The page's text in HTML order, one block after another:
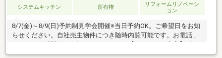
システムキッチン 所有権
リフォームリノベーシ
ョン
8/7(金)～8/9(日)予約制見学会開催※当日予約OK。ご希望日をお知
らせください。自社売主物件につき随時内覧可能です。お電話か
準クリーニング、雨漏り点検、設備点検●外装駐車場拡張、外壁